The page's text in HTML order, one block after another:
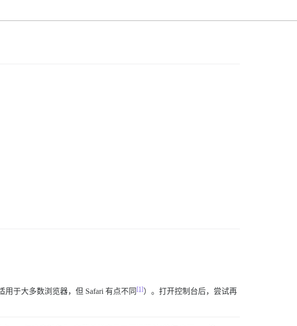
用于大多数浏览器，但 Safari 有点不同[1] ）。打开控制台后，尝试再